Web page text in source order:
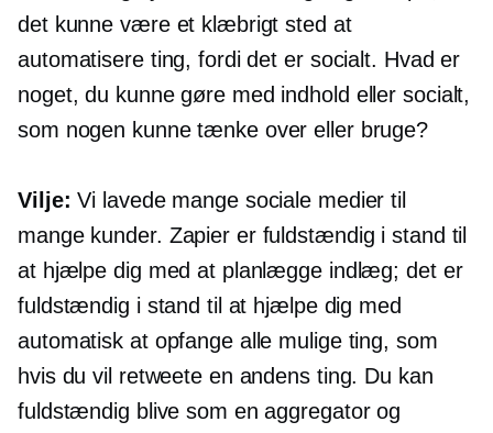
det kunne være et klæbrigt sted at
automatisere ting, fordi det er socialt. Hvad er
noget, du kunne gøre med indhold eller socialt,
som nogen kunne tænke over eller bruge?
Vilje: Vi lavede mange sociale medier til
mange kunder. Zapier er fuldstændig i stand til
at hjælpe dig med at planlægge indlæg; det er
fuldstændig i stand til at hjælpe dig med
automatisk at opfange alle mulige ting, som
hvis du vil retweete en andens ting. Du kan
fuldstændig blive som en aggregator og